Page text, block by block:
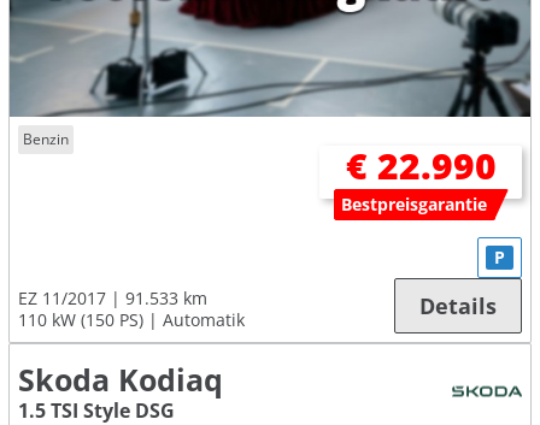
Benzin
€ 22.990
Bestpreisgarantie
EZ 11/2017
91.533 km
110 kW (150 PS)
Automatik
P
Details
Skoda Kodiaq
1.5 TSI Style DSG